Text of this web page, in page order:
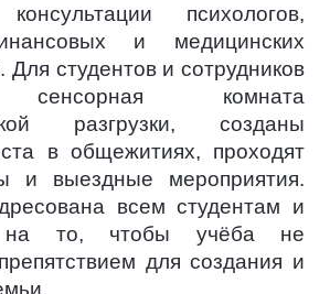
психологов,
и медицинских
Для студентов и сотрудников
сенсорная комната
разгрузки, созданы
в общежитиях, проходят
и выездные мероприятия.
всем студентам и
на то, чтобы учёба не
для создания и